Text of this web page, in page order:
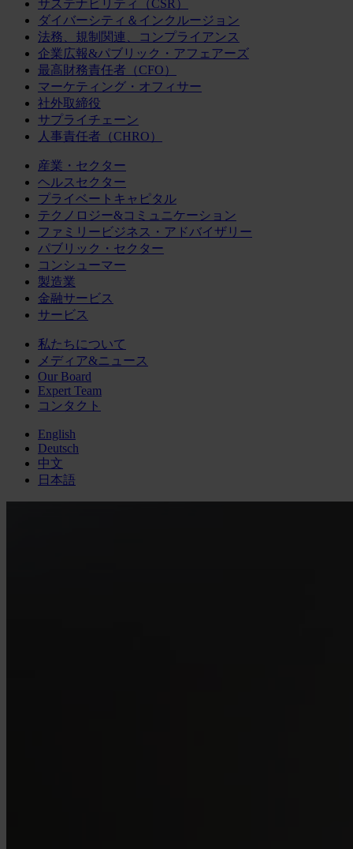
サステナビリティ（CSR）
ダイバーシティ＆インクルージョン
法務、規制関連、コンプライアンス
企業広報&パブリック・アフェアーズ
最高財務責任者（CFO）
マーケティング・オフィサー
社外取締役
サプライチェーン
人事責任者（CHRO）
産業・セクター
ヘルスセクター
プライベートキャピタル
テクノロジー&コミュニケーション
ファミリービジネス・アドバイザリー
パブリック・セクター
コンシューマー
製造業
金融サービス
サービス
私たちについて
メディア&ニュース
Our Board
Expert Team
コンタクト
English
Deutsch
中文
日本語